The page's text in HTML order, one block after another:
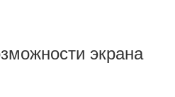
экрана